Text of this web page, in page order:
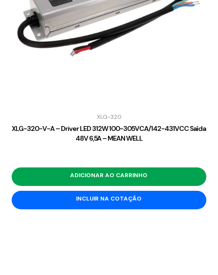
XLG-320
XLG-320-V-A – Driver LED 312W 100-305VCA/142-431VCC Saída
48V 6,5A – MEAN WELL
ADICIONAR AO CARRINHO
INCLUIR NA COTAÇÃO